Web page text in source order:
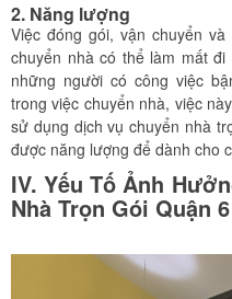
2. Năng lượng
Việc đóng gói, vận chuyển
chuyển nhà có thể làm mất
những người có công việc
trong việc chuyển nhà, việc
sử dụng dịch vụ chuyển nhà
được năng lượng để dành cho
IV. Yếu Tố Ảnh
Nhà Trọn Gói Quận 6